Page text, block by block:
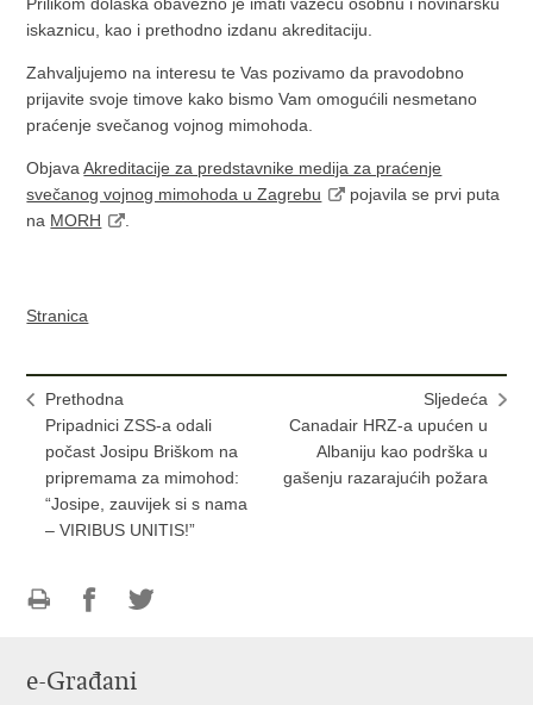
iskaznicu, kao i prethodno izdanu akreditaciju.
Zahvaljujemo na interesu te Vas pozivamo da pravodobno
prijavite svoje timove kako bismo Vam omogućili nesmetano
praćenje svečanog vojnog mimohoda.
ObjavaAkreditacije za predstavnike medija za praćenje
svečanog vojnog mimohoda u Zagrebu
pojavila se prvi puta
na MORH
Stranica
Prethodna
Pripadnici ZSS-a odali
počast Josipu Briškom na
pripremama za mimohod:
“Josipe, zauvijek si s nama
– VIRIBUS UNITIS!”
Sljedeća
Canadair HRZ-a upućen u
Albaniju kao podrška u
gašenju razarajućih požara
FacebookuTwitteru
e-Građani